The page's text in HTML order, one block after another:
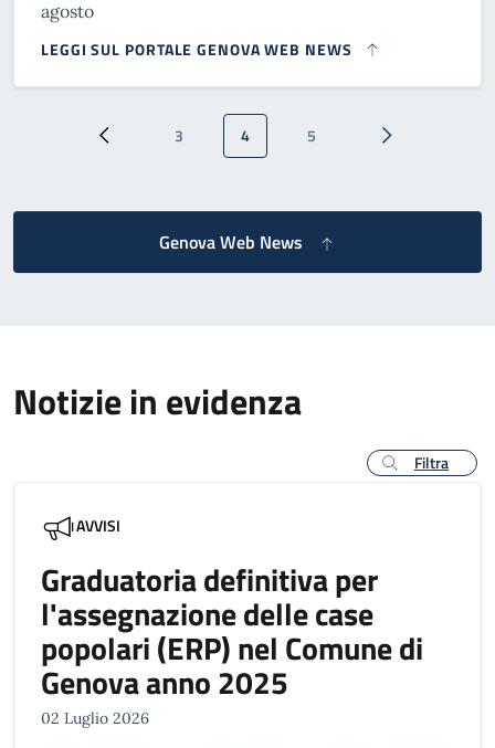
agosto
LEGGI SUL PORTALE GENOVA WEB NEWS
Paginazione
Pagina precedente
Pagina
3 Pagina attuale
4 Pagina
5 Pagina
Genova Web News
Notizie in evidenza
Filtra
AVVISI
Graduatoria definitiva per
l'assegnazione delle case
popolari (ERP) nel Comune di
Genova anno 2025
02 Luglio 2026